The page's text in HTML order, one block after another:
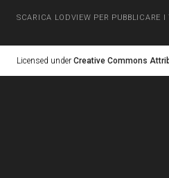
SCARICA LODVIEW PER PUBBLICARE I
Licensed under Creative Commons